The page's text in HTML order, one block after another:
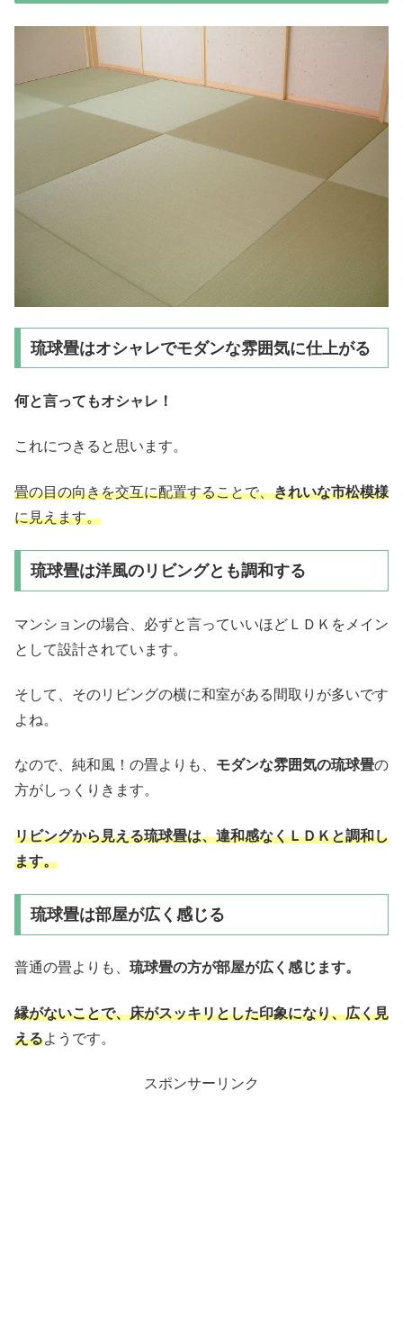
琉球畳はオシャレでモダンな雰囲気に仕上がる
何と言ってもオシャレ！
これにつきると思います。
畳の目の向きを交互に配置することで、きれいな市松模様
に見えます。
琉球畳は洋風のリビングとも調和する
マンションの場合、必ずと言っていいほどＬＤＫをメイン
として設計されています。
そして、そのリビングの横に和室がある間取りが多いです
よね。
なので、純和風！の畳よりも、 モダンな雰囲気の琉球畳の
方がしっくりきます。
リビングから見える琉球畳は、違和感なくＬＤＫと調和し
ます。
琉球畳は部屋が広く感じる
普通の畳よりも、 琉球畳の方が部屋が広く感じます。
縁がないことで、床がスッキリとした印象になり、広く見
えるようです。
スポンサーリンク